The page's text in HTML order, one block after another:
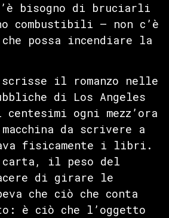
bisogno di bruciarli
combustibili — non c’è
possa incendiare la
scrisse il romanzo nelle
di Los Angeles
centesimi ogni mezz’ora
da scrivere a
fisicamente i libri.
carta, il peso del
di girare le
che ciò che conta
è ciò che l’oggetto